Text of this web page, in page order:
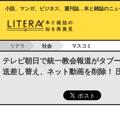
小説、マンガ、ビジネス、週刊誌…本と雑誌のニュ
リテラ 社会 マスコミ
テレビ朝日で統一教会報道がタブ
送差し替え、ネット動画を削除！